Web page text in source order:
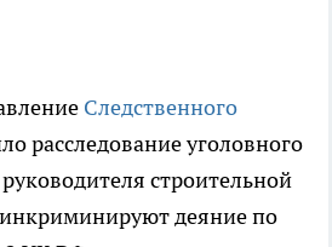
Следственного
расследование уголовного
строительной
деяние по